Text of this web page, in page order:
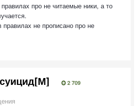
про не читаемые ники, а то
не прописано про не
2 709